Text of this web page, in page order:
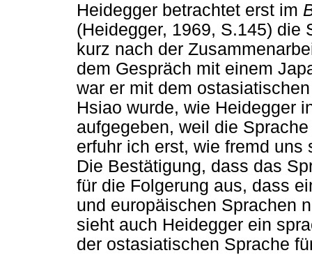
Heidegger betrachtet erst im
(Heidegger, 1969, S.145) die
kurz nach der
dem Gespräch mit einem
war er mit dem
Hsiao wurde, wie Heidegger
aufgegeben, weil die
erfuhr ich erst, wie fremd
Die Bestätigung, dass das
für die Folgerung aus, dass
und europäischen Sprachen
sieht auch Heidegger ein
der ostasiatischen Sprache